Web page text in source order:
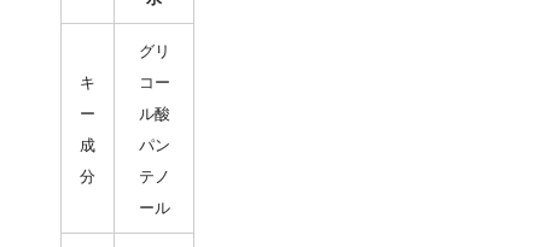
キ
ー
成
分
グリ
コー
ル酸
パン
テノ
ール